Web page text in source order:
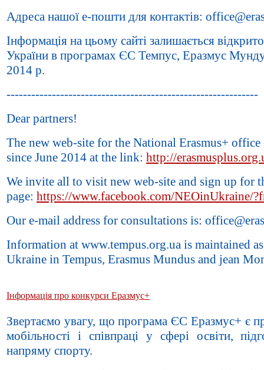
Адреса нашої е-пошти для контактів:
Інформація на цьому сайті залишається
України в програмах ЄС Темпус, Еразмус
2014 р.
-------------------------------------------------------------
Dear partners!
The new web-site for the National Erasmus+
since June 2014 at the link: http://
We invite all to visit new web-site and sign up for
page: https://www.facebook.com/NEOinUkraine/
Our e-mail address for consultations is:
Information at www.tempus.org.ua is maintained
Ukraine in Tempus, Erasmus Mundus and jean
Інформація про конкурси Еразмус+
Звертаємо увагу, що програма ЄС Еразмус+ є
мобільності і співпраці у сфері освіти,
напряму спорту.